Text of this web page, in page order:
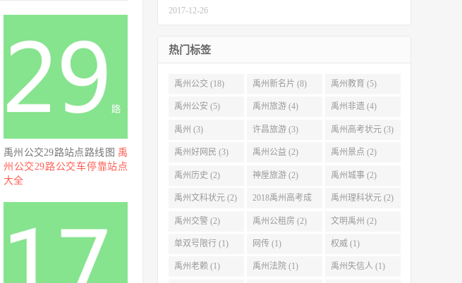
禹州公交29路站点路线图 禹
州公交29路公交车停靠站点
大全
2017-12-26
热门标签
禹州公交 (18) 禹州新名片 (8) 禹州教育 (5)
禹州公安 (5) 禹州旅游 (4) 禹州非遗 (4)
禹州 (3) 许昌旅游 (3) 禹州高考状元 (3)
禹州好网民 (3) 禹州公益 (2) 禹州景点 (2)
禹州历史 (2) 神垕旅游 (2) 禹州城事 (2)
禹州文科状元 (2) 2018禹州高考成
绩 (2)
禹州理科状元 (2)
禹州交警 (2) 禹州公租房 (2) 文明禹州 (2)
单双号限行 (1) 网传 (1) 权威 (1)
禹州老赖 (1) 禹州法院 (1) 禹州失信人 (1)